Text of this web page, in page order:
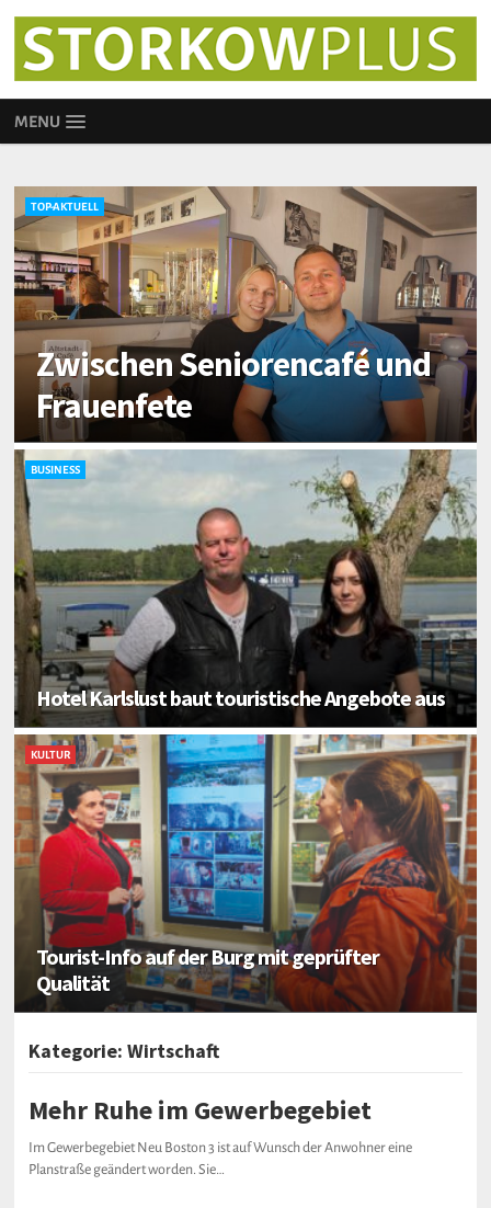
MENU
Zwischen Seniorencafé und
Frauenfete
TOP-AKTUELL
Hotel Karlslust baut touristische Angebote aus
BUSINESS
Tourist-Info auf der Burg mit geprüfter
Qualität
KULTUR
Kategorie:Wirtschaft
Mehr Ruhe im Gewerbegebiet
Im Gewerbegebiet Neu Boston 3 ist auf Wunsch der Anwohner eine
Planstraße geändert worden. Sie…
BEITRAGSNAVIGATION